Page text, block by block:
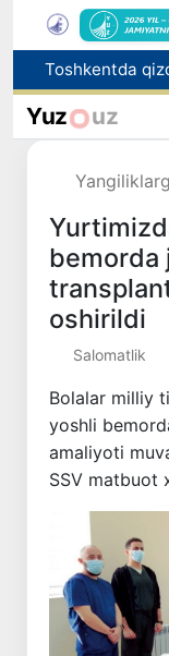
Yuz uz
bemorda
oshirildi
Salomatlik
Bolalar milliy
yoshli
amaliyoti
SSV matbuot